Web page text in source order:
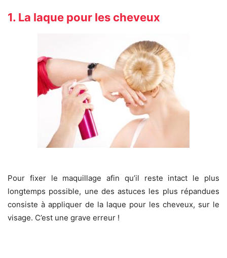
1. La laque pour les cheveux
Pour fixer le maquillage afin qu’il reste intact le plus
longtemps possible, une des astuces les plus répandues
consiste à appliquer de la laque pour les cheveux, sur le
visage. C’est une grave erreur !